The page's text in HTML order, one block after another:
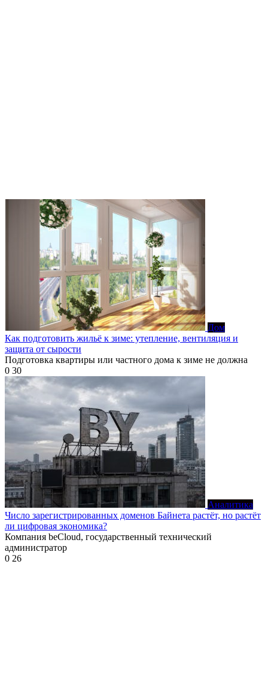
Дом
Как подготовить жильё к зиме: утепление, вентиляция и
защита от сырости
Подготовка квартиры или частного дома к зиме не должна
0 30
Аналитика
Число зарегистрированных доменов Байнета растёт, но растёт
ли цифровая экономика?
Компания beCloud, государственный технический
администратор
0 26